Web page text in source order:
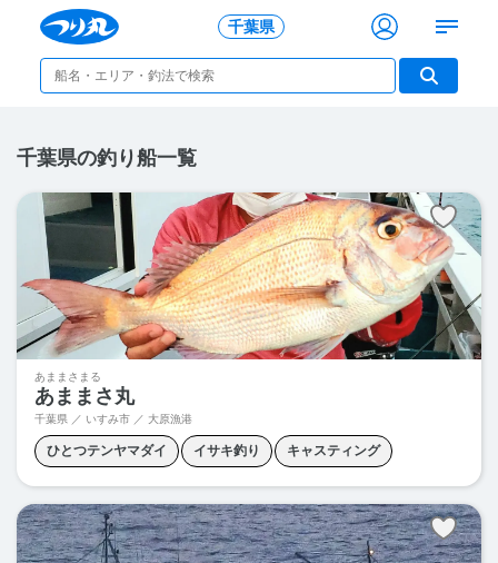
千葉県
千葉県の釣り船一覧
あままさまる
あままさ丸
千葉県 ／ いすみ市 ／ 大原漁港
ひとつテンヤマダイ イサキ釣り キャスティング
ジギング タイカブラ ヒラメ釣り 根魚釣り
泳がせ釣り 青物釣り